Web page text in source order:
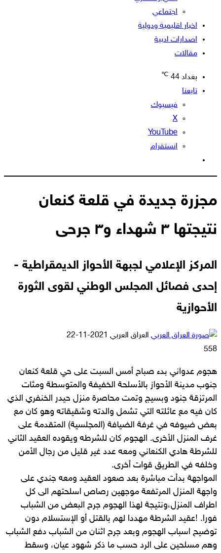
اجتماعي
اخبار اقليمية ودولية
اصدارات ادبية
مقالات
بغداد 44
℃
تابعنا
فيسبوك
‫X
‫YouTube
انستقرام
المظلم
مجزرة جديدة في قلعة كنعان
نتيجتها ٣ شهداء و٣ جرحى
المركز الإعلامي لجبهة الأحواز الديمقراطية -
إحدى فصائل المجلس الوطني لقوى الثورة
الأحوازية
العراق العربي أرسل
2021-11-22
558
هجوم عدواني بدء صباح أمس السبت على حي قلعة كنعان
جنوب مدينة الأحواز بالأسلحة الخفيفة والمتوسطة ومئات
المرتزقة جنود وبسيج وتمت محاصرة منزل حيدر الخنفري الذي
كان فيه مع عائلته التي تشمل والدته وشقيقاته وهو كان مع
بعض ضيوفه في غرفة الضيافة (المجلسية) المتقدمة على
غرف المنزل الأخرى. الهجوم كان للشرطه ويقوده العقيد الثاني
للشرطة هادي الكنعاني ومعه عدد غير قليل من رجال الأمن
وخلفه في الطريق قوات أخرى.
المواجهة بدأت مباشرة بعد صعود العقيد ومعه جندي على
واجهة المنزل المرتفعة موجهين رصاص اسلحتهم الى كل
اطراف المنزل،ونتيجة لهذا الهجوم جرح البعض من الشباب
فورا. !عقيد الشرطة مهددا لهم بالقتل أو الإستسلام دون
توضيح اسباب الهجوم وبعد جرح اثنان من الشباب دفع الشباب
وهم مسلحين على الرد حسب ما ذكر شهود عيان، وسقط